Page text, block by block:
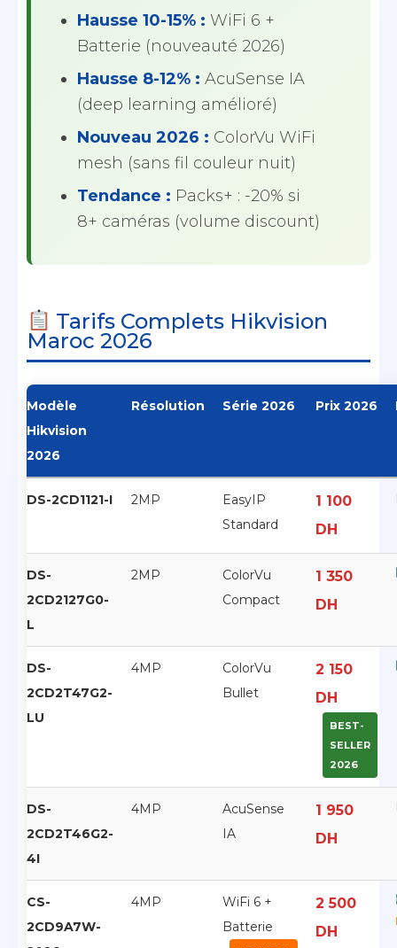
Hausse 10-15% : WiFi 6 +
Batterie (nouveauté 2026)
Hausse 8-12% : AcuSense IA
(deep learning amélioré)
Nouveau 2026 : ColorVu WiFi
mesh (sans fil couleur nuit)
Tendance : Packs+ : -20% si
8+ caméras (volume discount)
Tarifs Complets Hikvision
Maroc 2026
Modèle
Hikvision
2026
Résolution Série 2026 Prix 2026
DS-2CD1121-I 2MP
EasyIP
Standard
1 100
DH
DS-
2CD2127G0-
L
2MP
ColorVu
Compact
1 350
DH
DS-
2CD2T47G2-
LU
4MP
ColorVu
Bullet
2 150
DH
BEST-
SELLER
2026
DS-
2CD2T46G2-
4I
4MP
AcuSense
IA
1 950
DH
CS-
2CD9A7W-
4MP
WiFi 6 +
Batterie
2 500
DH